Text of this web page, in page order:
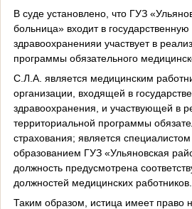
В суде установлено, что ГУЗ
больница» входит в государственную
здравоохраненияи участвует в
программы обязательного
С.Л.А. является медицинским
организации, входящей в
здравоохранения, и участвующей в
территориальной программы
страхования; является
образованием ГУЗ «Ульяновская
должность предусмотрена
должностей медицинских работников.
Таким образом, истица имеет право